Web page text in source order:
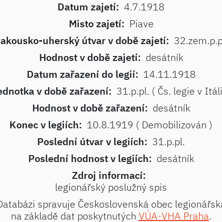
Datum zajetí: 4.7.1918
Misto zajetí: Piave
uherský útvar v době zajetí:
Hodnost v době zajetí: desátník
Datum zařazení do legií: 14.11.1918
v době zařazení: 31.p.pl. ( Čs. legie v
Hodnost v době zařazení: desátník
Konec v legiích: 10.8.1919 ( Demobilizován )
Poslední útvar v legiích: 31.p.pl.
Poslední hodnost v legiích: desátník
Zdroj informací:
legionářský poslužný spis
spravuje Československá obec
na základě dat poskytnutých VÚA-VHA Praha.